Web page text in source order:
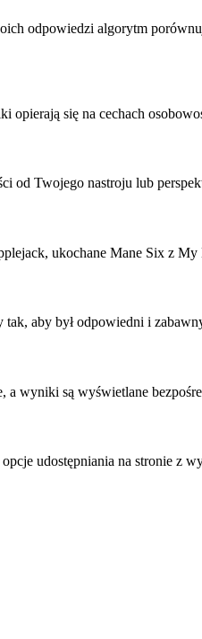
odpowiedzi algorytm
się na cechach
od Twojego nastroju lub
ukochane Mane Six z
aby był odpowiedni i
wyniki są wyświetlane
udostępniania na stronie z